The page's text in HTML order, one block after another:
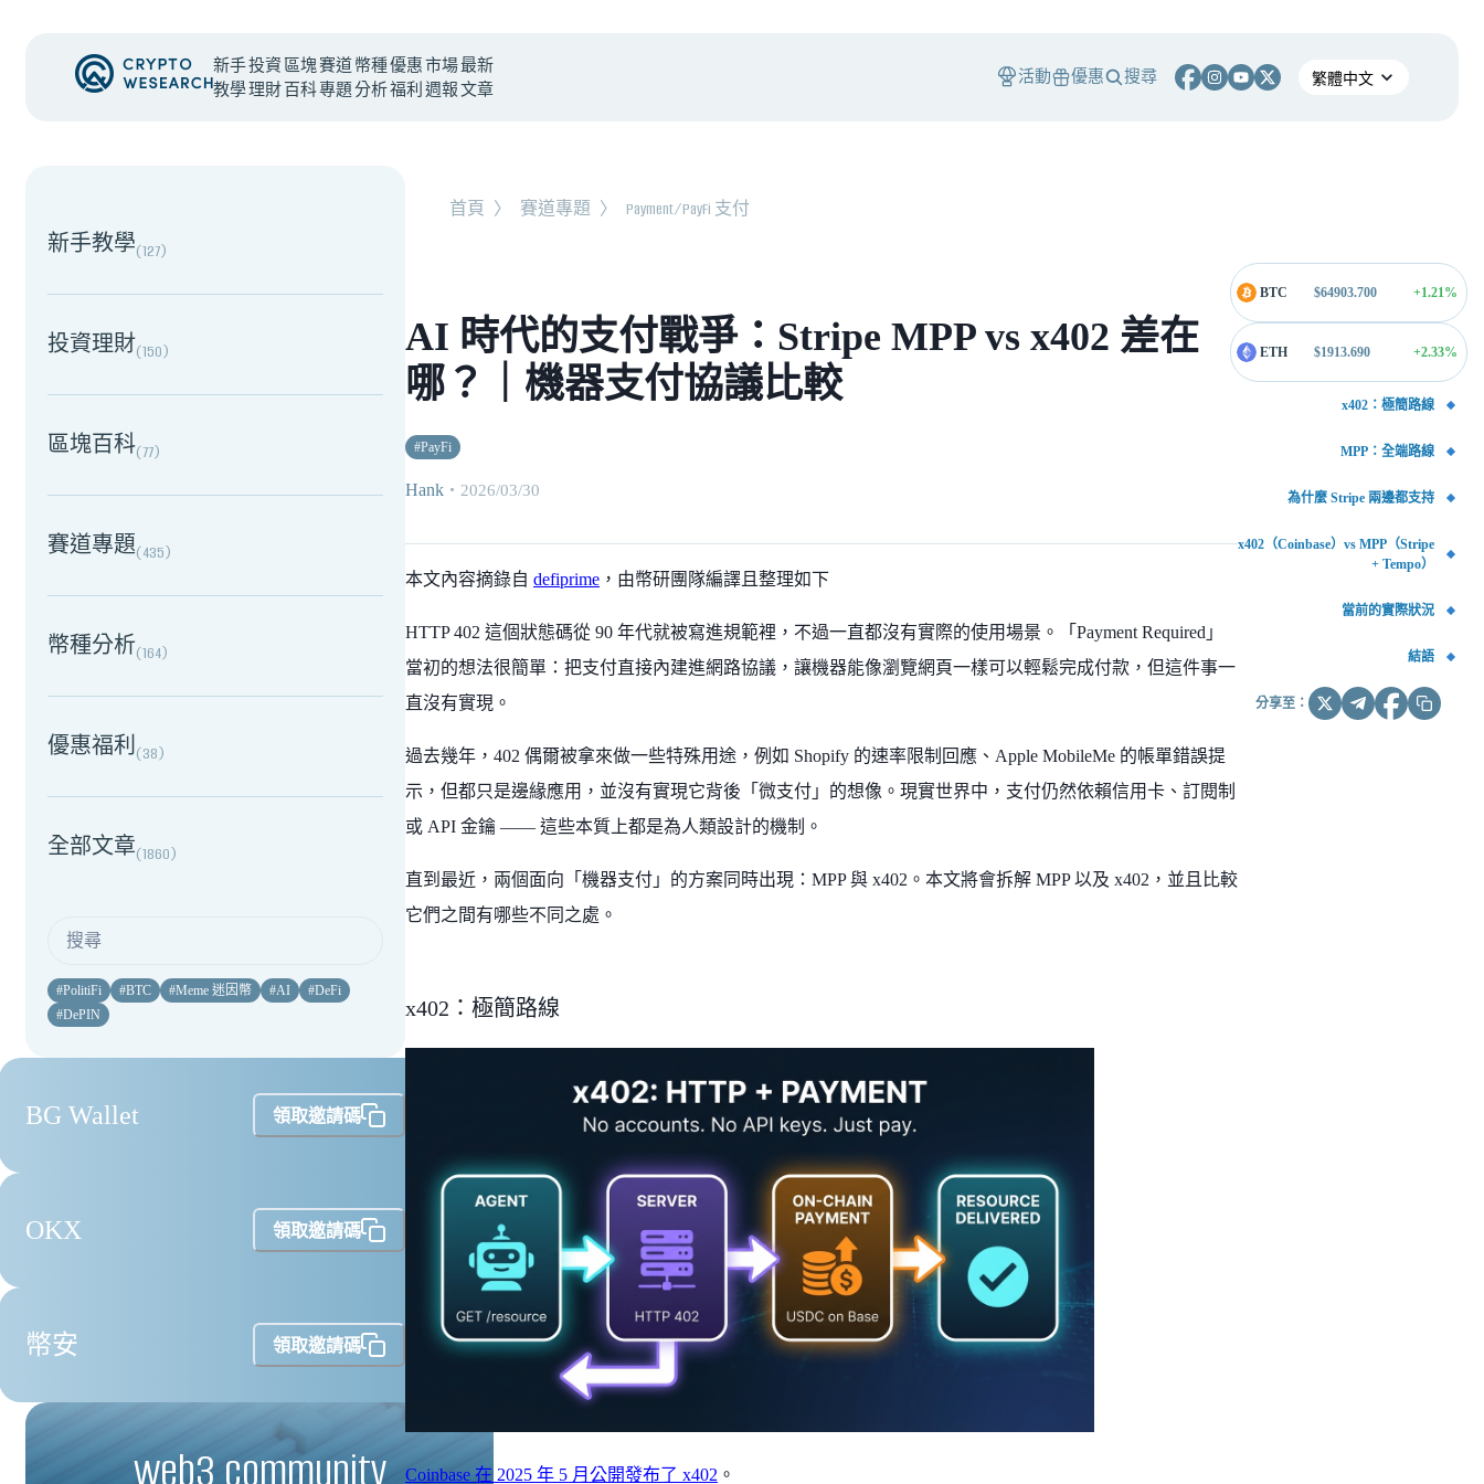
新手
教學
投資
理財
區塊
百科
賽道
專題
幣種
分析
優惠
福利
市場
週報
最新
文章
活動 優惠 搜尋
NEW EVENT
新手教學(127)
投資理財(150)
區塊百科(77)
賽道專題(435)
幣種分析(164)
優惠福利(38)
全部文章(1860)
#PolitiFi #BTC #Meme 迷因幣 #AI #DeFi
#DePIN
BG Wallet 領取邀請碼
OKX 領取邀請碼
幣安 領取邀請碼
web3 community
首頁 〉 賽道專題 〉 Payment/PayFi 支付
AI 時代的支付戰爭：Stripe MPP vs x402 差在
哪？｜機器支付協議比較
#PayFi
Hank ・ 2026/03/30
本文內容摘錄自 defiprime ，由幣研團隊編譯且整理如下
HTTP 402 這個狀態碼從 90 年代就被寫進規範裡，不過一直都沒有實際的使用場景。「Payment Required」
當初的想法很簡單：把支付直接內建進網路協議，讓機器能像瀏覽網頁一樣可以輕鬆完成付款，但這件事一
直沒有實現。
過去幾年，402 偶爾被拿來做一些特殊用途，例如 Shopify 的速率限制回應、Apple MobileMe 的帳單錯誤提
示，但都只是邊緣應用，並沒有實現它背後「微支付」的想像。現實世界中，支付仍然依賴信用卡、訂閱制
或 API 金鑰 —— 這些本質上都是為人類設計的機制。
直到最近，兩個面向「機器支付」的方案同時出現：MPP 與 x402。本文將會拆解 MPP 以及 x402，並且比較
它們之間有哪些不同之處。
x402：極簡路線
Coinbase 在 2025 年 5 月公開發布了 x402 。
BTC $64903.700 +1.21%
ETH $1913.690 +2.33%
x402：極簡路線
MPP：全端路線
為什麼 Stripe 兩邊都支持
x402（Coinbase）vs MPP（Stripe
+ Tempo）
當前的實際狀況
結語
分享至：